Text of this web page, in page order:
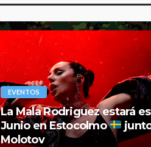
EVENTOS
La Mala Rodriguez estará
Junio en Estocolmo
Molotov